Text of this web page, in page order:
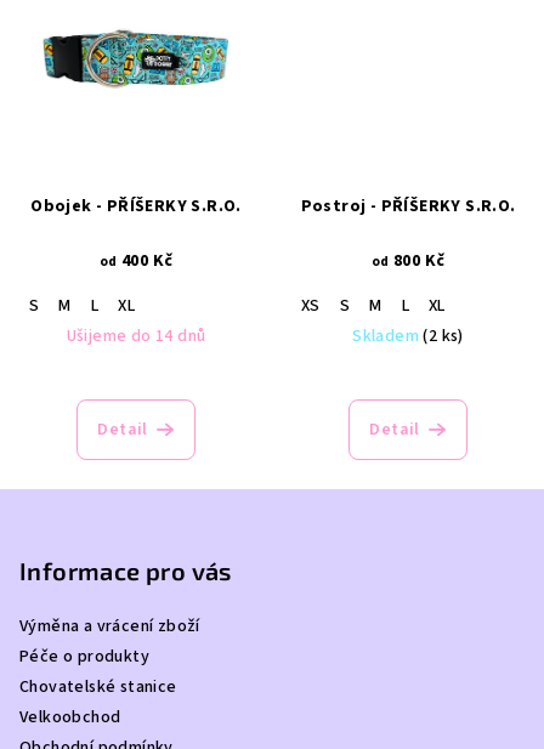
Obojek - PŘÍŠERKY S.R.O.
od 400 Kč
S
M L
XL
Ušijeme do 14 dnů
Detail
Postroj - PŘÍŠERKY S.R.O.
od 800 Kč
XS
S M L
XL
Skladem(2 ks)
Detail
Informace pro vás
Výměna a vrácení zboží
Péče o produkty
Chovatelské stanice
Velkoobchod